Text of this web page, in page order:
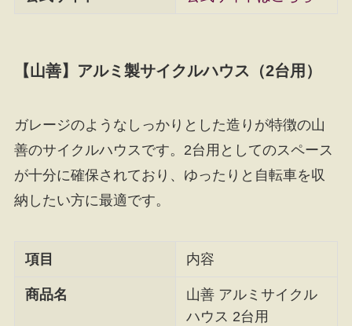
【山善】アルミ製サイクルハウス（2台用）
ガレージのようなしっかりとした造りが特徴の山
善のサイクルハウスです。2台用としてのスペース
が十分に確保されており、ゆったりと自転車を収
納したい方に最適です。
項目 内容
商品名
山善 アルミサイクル
ハウス 2台用